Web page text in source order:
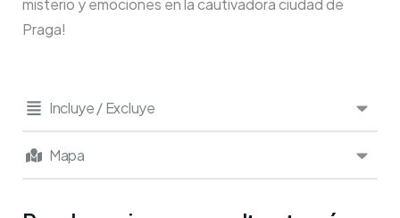
Incluye / Excluye
Mapa
misterio y emociones en la cautivadora ciudad de
Praga!